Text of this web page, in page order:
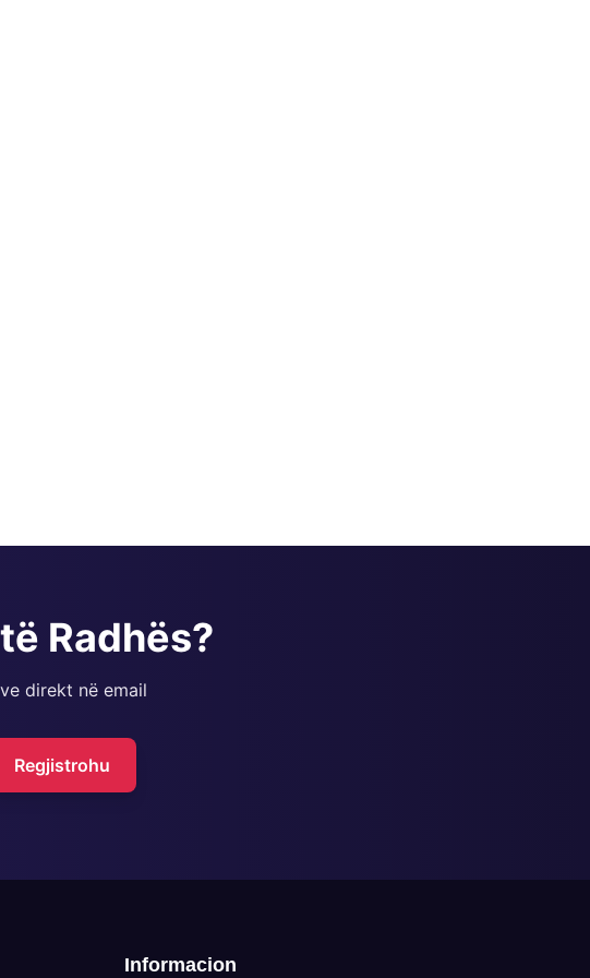
Radhës?
direkt në email
Regjistrohu
Informacion